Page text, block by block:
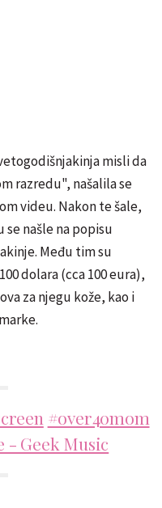
misli da
razredu", našalila se
videu. Nakon te šale,
našle na popisu
Među tim su
dolara (cca 100 eura),
za njegu kože, kao i
#over40mom
Geek Music